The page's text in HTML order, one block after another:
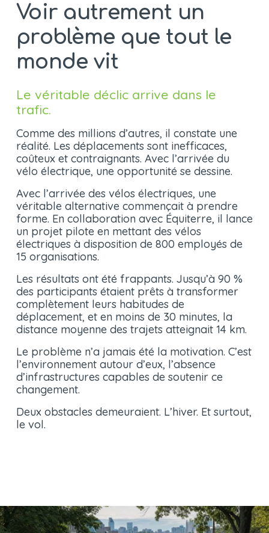
Voir autrement un
problème que tout le
monde vit
Le véritable déclic arrive dans le
trafic.
Comme des millions d’autres, il constate une
réalité. Les déplacements sont inefficaces,
coûteux et contraignants. Avec l’arrivée du
vélo électrique, une opportunité se dessine.
Avec l’arrivée des vélos électriques, une
véritable alternative commençait à prendre
forme. En collaboration avec Équiterre, il lance
un projet pilote en mettant des vélos
électriques à disposition de 800 employés de
15 organisations.
Les résultats ont été frappants. Jusqu’à 90 %
des participants étaient prêts à transformer
complètement leurs habitudes de
déplacement, et en moins de 30 minutes, la
distance moyenne des trajets atteignait 14 km.
Le problème n’a jamais été la motivation. C’est
l’environnement autour d’eux, l’absence
d’infrastructures capables de soutenir ce
changement.
Deux obstacles demeuraient. L’hiver. Et surtout,
le vol.